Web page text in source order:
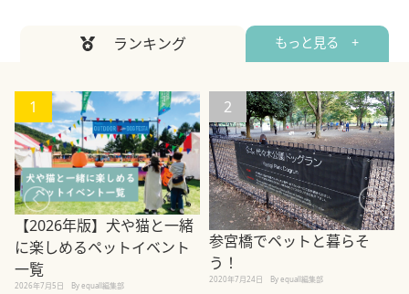
ランキング もっと見る +
1
【2026年版】犬や猫と一緒
に楽しめるペットイベント
一覧
2026年7月5日 By equall編集部
2
参宮橋でペットと暮らそ
う！
2020年7月24日 By equall編集部